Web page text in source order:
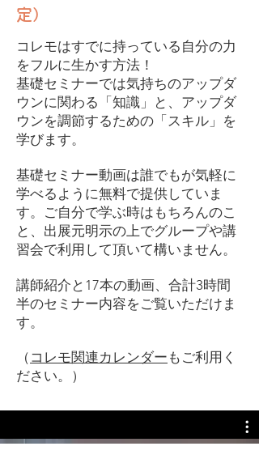
定）
コレモはすでに持っている自分の力
をフルに生かす方法！
基礎セミナーでは気持ちのアップダ
ウンに関わる「知識」と、アップダ
ウンを調節するための「スキル」を
学びます。
基礎セミナー動画は誰でもが気軽に
学べるように無料で提供していま
す。 ご自分で学ぶ時はもちろんのこ
と、出展元明示の上でグループや講
習会で利用して頂いて構いません。
​​講師紹介と17本の動画、合計3時間
半のセミナー内容をご覧いただけま
す。
（ コレモ関連カレンダー もご利用く
ださい。）